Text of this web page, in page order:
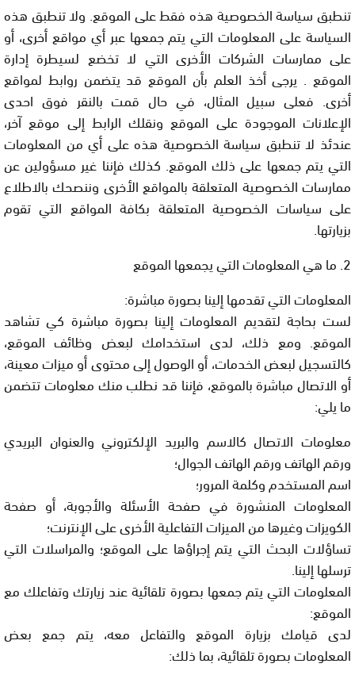
تنطبق سياسة الخصوصية هذه فقط على الموقع. ولا تنطبق هذه
السياسة على المعلومات التي يتم جمعها عبر أي مواقع أخرى، أو
على ممارسات الشركات الأخرى التي لا تخضع لسيطرة إدارة
الموقع . يرجى أخذ العلم بأن الموقع قد يتضمن روابط لمواقع
أخرى. فعلى سبيل المثال، في حال قمت بالنقر فوق احدى
الإعلانات الموجودة على الموقع ونقلك الرابط إلى موقع آخر،
عندئذ لا تنطبق سياسة الخصوصية هذه على أي من المعلومات
التي يتم جمعها على ذلك الموقع. كذلك فإننا غير مسؤولين عن
ممارسات الخصوصية المتعلقة بالمواقع الأخرى وننصحك بالاطلاع
على سياسات الخصوصية المتعلقة بكافة المواقع التي تقوم
بزيارتها.
2. ما هي المعلومات التي يجمعها الموقع
المعلومات التي تقدمها إلينا بصورة مباشرة:
لست بحاجة لتقديم المعلومات إلينا بصورة مباشرة كي تشاهد
الموقع. ومع ذلك، لدى استخدامك لبعض وظائف الموقع،
كالتسجيل لبعض الخدمات، أو الوصول إلى محتوى أو ميزات معينة،
أو الاتصال مباشرة بالموقع، فإننا قد نطلب منك معلومات تتضمن
ما يلي:
معلومات الاتصال كالاسم والبريد الإلكتروني والعنوان البريدي
ورقم الهاتف ورقم الهاتف الجوال؛
اسم المستخدم وكلمة المرور؛
المعلومات المنشورة في صفحة الأسئلة والأجوبة، أو صفحة
الكويزات وغيرها من الميزات التفاعلية الأخرى على الإنترنت؛
تساؤلات البحث التي يتم إجراؤها على الموقع؛ والمراسلات التي
ترسلها إلينا.
المعلومات التي يتم جمعها بصورة تلقائية عند زيارتك وتفاعلك مع
الموقع:
لدى قيامك بزيارة الموقع والتفاعل معه، يتم جمع بعض
المعلومات بصورة تلقائية، بما ذلك: